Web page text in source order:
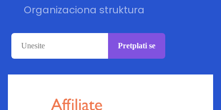
Organizaciona struktura
Pretplati se